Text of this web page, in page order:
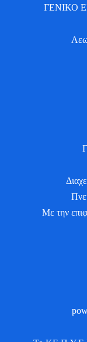
ΓΕΝΙΚΟ
Με την